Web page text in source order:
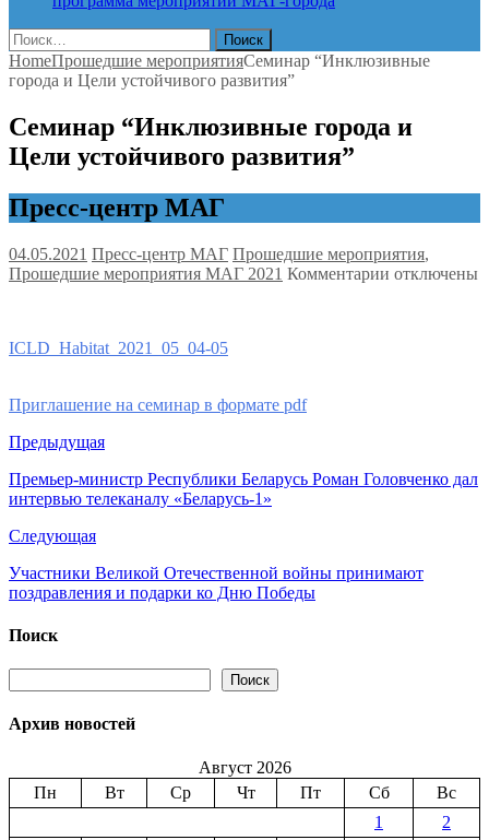
Найти:
HomeПрошедшие мероприятияСеминар “Инклюзивные
города и Цели устойчивого развития”
Семинар “Инклюзивные города и
Цели устойчивого развития”
Пресс-центр МАГ
04.05.2021 Пресс-центр МАГ Прошедшие мероприятия,
Прошедшие мероприятия МАГ 2021 Комментарии котключены
ICLD_Habitat_2021_05_04-05
Приглашение на семинар в формате pdf
Предыдущая
Премьер-министр Республики Беларусь Роман Головченко дал
интервью телеканалу «Беларусь-1»
Следующая
Участники Великой Отечественной войны принимают
поздравления и подарки ко Дню Победы
Поиск
Поиск
Архив новостей
Август 2026
Пн
Вт Ср Чт Пт Сб
Вс
1
2